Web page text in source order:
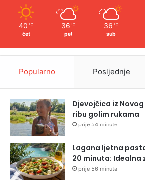
40 ℃
čet
36 ℃
pet
36 ℃
sub
Popularno Posljednje
Djevojčica iz
ribu golim rukama
prije 54 minute
Lagana ljetna
20 minuta: Idealna
prije 56 minuta